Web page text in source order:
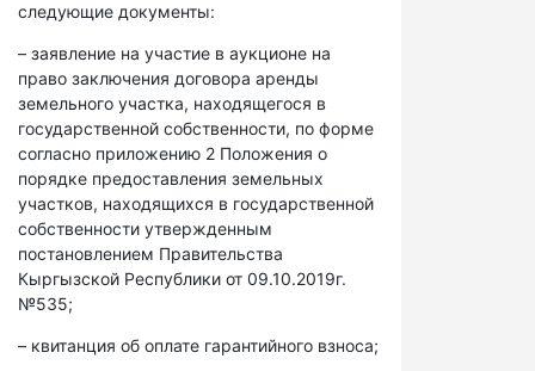
следующие документы:
– заявление на участие в аукционе на
право заключения договора аренды
земельного участка, находящегося в
государственной собственности, по форме
согласно приложению 2 Положения о
порядке предоставления земельных
участков, находящихся в государственной
собственности утвержденным
постановлением Правительства
Кыргызской Республики от 09.10.2019г.
№535;
– квитанция об оплате гарантийного взноса;